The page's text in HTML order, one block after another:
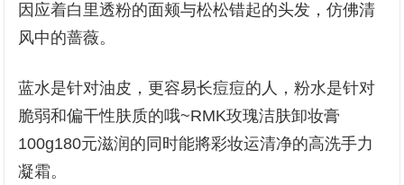
因应着白里透粉的面颊与松松错起的头发，仿佛清
风中的蔷薇。
蓝水是针对油皮，更容易长痘痘的人，粉水是针对
脆弱和偏干性肤质的哦~RMK玫瑰洁肤卸妆膏
100g180元滋润的同时能將彩妆运清净的高洗手力
凝霜。